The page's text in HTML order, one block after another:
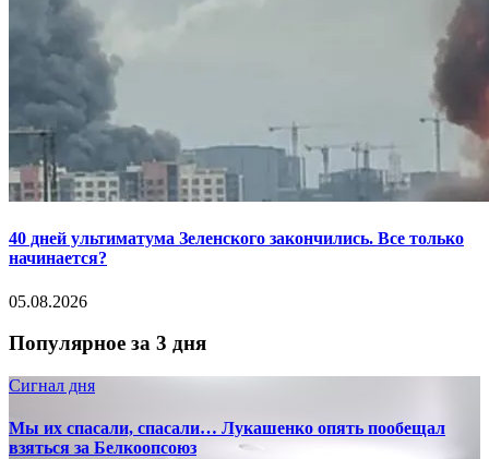
40 дней ультиматума Зеленского закончились. Все только
начинается?
05.08.2026
Популярное за 3 дня
Сигнал дня
Мы их спасали, спасали… Лукашенко опять пообещал
взяться за Белкоопсоюз